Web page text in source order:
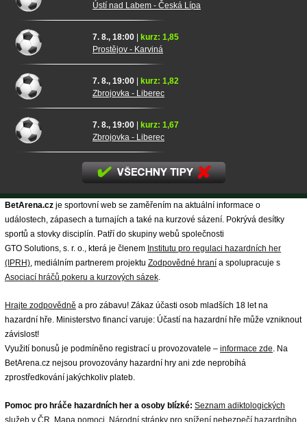
Ústí nad Labem - Česká Lípa
7. 8., 18:00
kurz: 1,85
Prostějov - Karviná
7. 8., 19:00
kurz: 1,82
Zbrojovka - Liberec
7. 8., 19:00
kurz: 1,67
Zbrojovka - Liberec
BetArena.cz je sportovní web se zaměřením na aktuální informace o
událostech, zápasech a turnajích a také na kurzové sázení. Pokrývá desítky
sportů a stovky disciplín. Patří do skupiny webů společnosti
GTO Solutions, s. r. o., která je členem Institutu pro regulaci hazardních her
(IPRH), mediálním partnerem projektu Zodpovědné hraní a spolupracuje s
Asociací hráčů pokeru a kurzových sázek.
Hrajte zodpovědně a pro zábavu! Zákaz účasti osob mladších 18 let na
hazardní hře. Ministerstvo financí varuje: Účastí na hazardní hře může vzniknout
závislost!
Využití bonusů je podmíněno registrací u provozovatele – informace zde. Na
BetArena.cz nejsou provozovány hazardní hry ani zde neprobíhá
zprostředkování jakýchkoliv plateb.
Pomoc pro hráče hazardních her a osoby blízké: Seznam adiktologických
služeb v ČR
Mapa pomoci Národní stránky pro snížení nebezpečí hazardního